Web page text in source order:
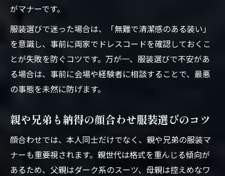
がマナーです。
服装選びで迷った場合は、「無難で清潔感のある装い」
を意識し、事前に両家でドレスコードを確認しておくこ
とが失敗を防ぐコツです。万が一、服装選びで不安があ
る場合は、事前に会場や経験者に相談することで、最悪
の事態を未然に防げます。
親や兄弟も納得の顔合わせ服装選びのコツ
顔合わせでは、本人同士だけでなく、親や兄弟の服装マ
ナーも重要視されます。親世代は格式を重んじる傾向が
あるため、父親はダーク系のスーツ、母親は控えめなワ